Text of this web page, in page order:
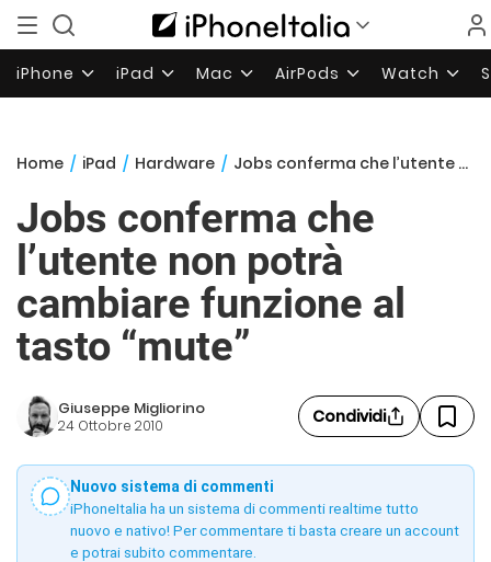
iPhone iPad Mac AirPods Watch
Home / iPad / Hardware / Jobs conferma che l’utente non potrà cambiare funzione al tasto “mute”
Jobs conferma che
l’utente non potrà
cambiare funzione al
tasto “mute”
Giuseppe Migliorino
24 Ottobre 2010 Condividi
Nuovo sistema di commenti
iPhoneItalia ha un sistema di commenti realtime tutto
nuovo e nativo! Per commentare ti basta creare un account
e potrai subito commentare.